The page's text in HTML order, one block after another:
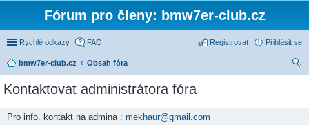
Fórum pro členy: bmw7er-club.cz
Rychlé odkazy FAQ Přihlásit se
Registrovat
bmw7er-club.cz
Obsah fóra
Kontaktovat administrátora fóra
Pro info. kontakt na admina : mekhaur@gmail.com